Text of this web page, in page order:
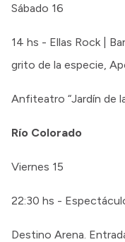
Sábado 16
14 hs - Ellas Rock |
grito de la especie,
Anfiteatro “Jardín de
Río Colorado
Viernes 15
22:30 hs -
Destino Arena.